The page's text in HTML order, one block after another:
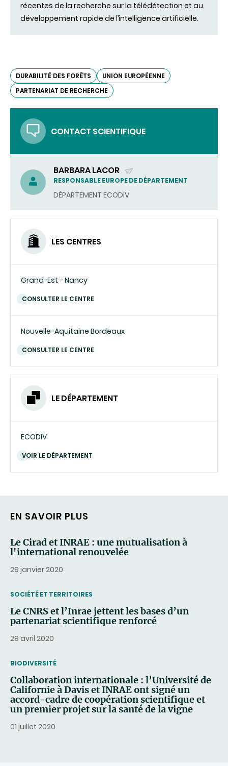
récentes de la recherche sur la télédétection et au
développement rapide de l’intelligence artificielle.
DURABILITÉ DES FORÊTS
UNION EUROPÉENNE
PARTENARIAT DE RECHERCHE
CONTACT SCIENTIFIQUE
BARBARA LACOR
(ENVOYER
UN
RESPONSABLE EUROPE DE DÉPARTEMENT
DÉPARTEMENT ECODIV
LES CENTRES
Grand-Est - Nancy
CONSULTER LE CENTRE
Nouvelle-Aquitaine Bordeaux
CONSULTER LE CENTRE
LE DÉPARTEMENT
ECODIV
VOIR LE DÉPARTEMENT
EN SAVOIR PLUS
Le Cirad et INRAE : une mutualisation à
l'international renouvelée
29 janvier 2020
THEMATIC
SOCIÉTÉ ET TERRITOIRES
Le CNRS et l’Inrae jettent les bases d’un
partenariat scientifique renforcé
29 avril 2020
THEMATIC
BIODIVERSITÉ
Collaboration internationale : l’Université de
Californie à Davis et INRAE ont signé un
accord-cadre de coopération scientifique et
un premier projet sur la santé de la vigne
01 juillet 2020